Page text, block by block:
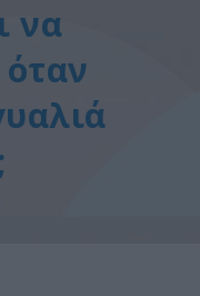
να